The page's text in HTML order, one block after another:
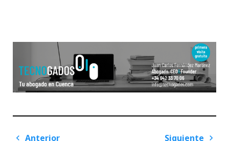
Navegación
Anterior Siguiente